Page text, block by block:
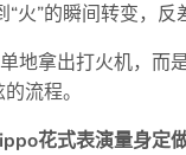
火”的瞬间转变，反
地拿出打火机，而
流程。
花式表演量身定